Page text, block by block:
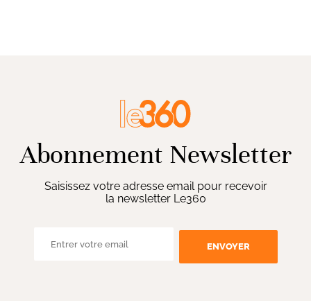
Abonnement Newsletter
Saisissez votre adresse email pour recevoir
la newsletter Le360
ENVOYER